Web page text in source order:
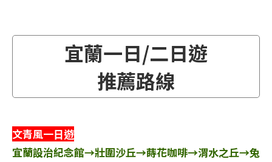
宜蘭一日/二日遊
推薦路線
文青風一日遊
宜蘭設治紀念館→壯圍沙丘→蒔花咖啡→渭水之丘→兔